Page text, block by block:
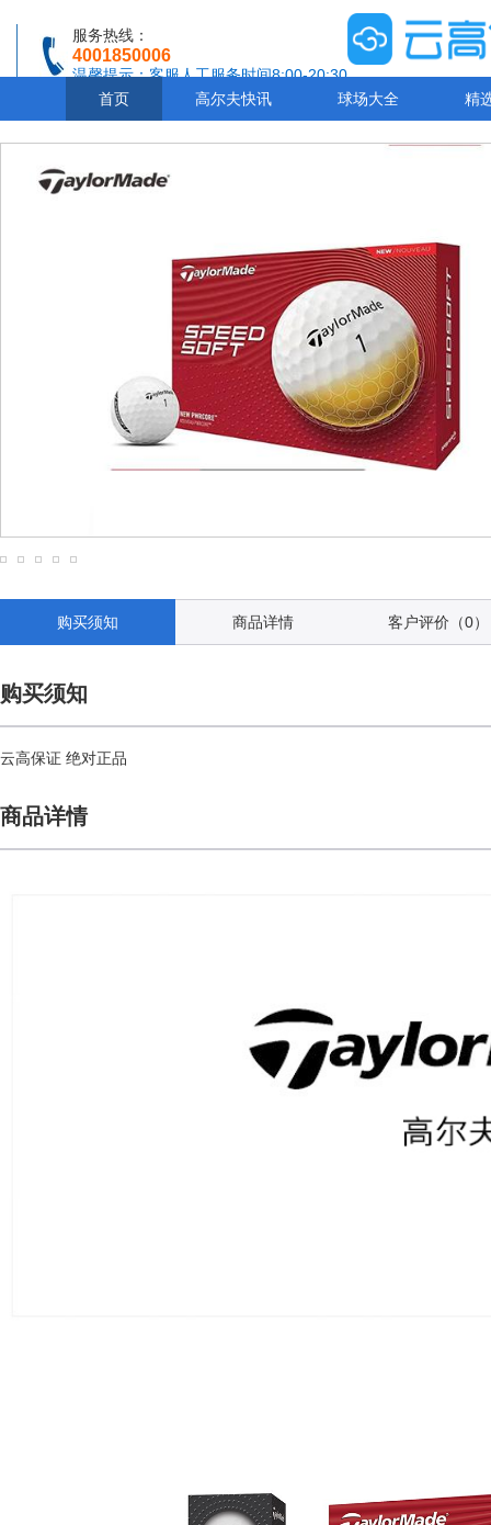
服务热线：
4001850006
温馨提示：客服人工服务时间8:00-20:30
首页
高尔夫快讯 球场大全 精
购买须知 商品详情 客户评价（0）
购买须知
云高保证 绝对正品
商品详情